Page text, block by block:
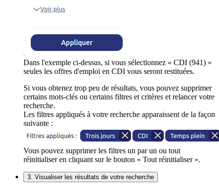
Dans l'exemple ci-dessus, si vous sélectionnez « CDI (941) »
seules les offres d'emploi en CDI vous seront restituées.
Si vous obtenez trop peu de résultats, vous pouvez supprimer
certains mots-clés ou certains filtres et critères et relancer votre
recherche.
Les filtres appliqués à votre recherche apparaissent de la façon
suivante :
Vous pouvez supprimer les filtres un par un ou tout
réinitialiser en cliquant sur le bouton « Tout réinitialiser ».
3. Visualiser les résultats de votre recherche